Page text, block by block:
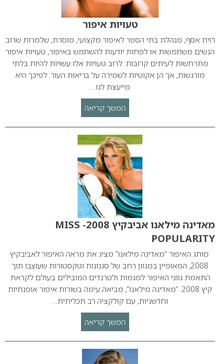
טעויות איפור
רוית אסף, מנהלת בתי הספר לאיפור מקצועי, מוסרת, שלמרות שרוב
הנשים משתמשות או לפחות יודעות להשתמש באיפור, טעויות איפור
מתרחשות לעיתים קרובות. לרוב טעויות אלו עשויות להיות בלתי
מורגשות, אך הן אקוטיות לשמירה על בריאות העור. לפיכך היא
מייעצת לנו…
המשך קריאה
מאדינה מילאנו אביבקיץ 2008- MISS
POPULARITY
מותג האיפור “מאדינה מילאנו” מציג את מראה האיפור לאביבקיץ
2008, המאופיין במגוון רחב של סגנונות וטקסטורות שעוצבו תוך
התאמת גווני האיפור למגמות ולטרנדים המובילים בעולם לקראת
קיץ 2008. “מאדינה מילאנו“, מביאה עימה בשורות איפור אופנתיות
וחדשניות, עם קולקציה רב תכליתית…
המשך קריאה